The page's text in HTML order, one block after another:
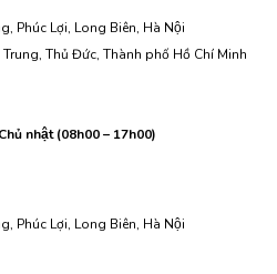
Phúc Lợi, Long Biên, Hà Nội
Thủ Đức, Thành phố Hồ Chí Minh
nhật (08h00 – 17h00)
Phúc Lợi, Long Biên, Hà Nội